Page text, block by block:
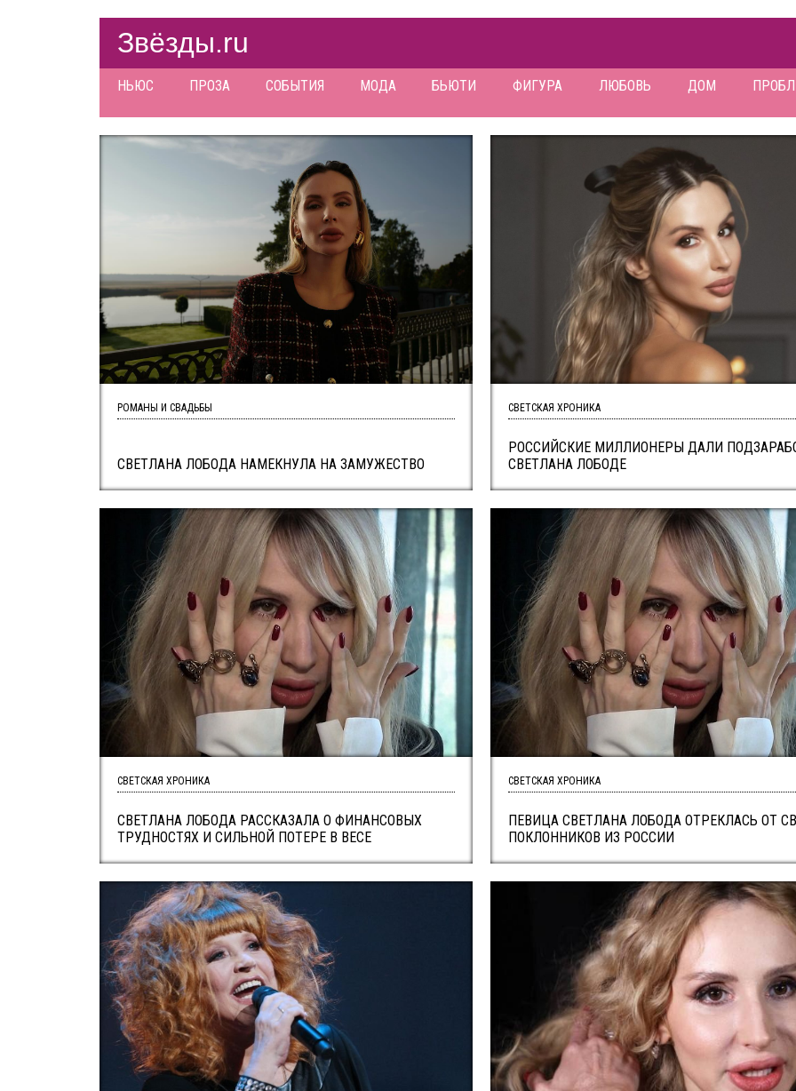
Звёзды.ru
НЬЮС ПРОЗА СОБЫТИЯ МОДА БЬЮТИ ФИГУРА ЛЮБОВЬ ДОМ
СВЕТЛАНА ЛОБОДА НАМЕКНУЛА НА ЗАМУЖЕСТВО
РОМАНЫ И СВАДЬБЫ
РОССИЙСКИЕ МИЛЛИОНЕРЫ ДАЛИ
СВЕТЛАНА ЛОБОДЕ
СВЕТСКАЯ ХРОНИКА
СВЕТЛАНА ЛОБОДА РАССКАЗАЛА О ФИНАНСОВЫХ
ТРУДНОСТЯХ И СИЛЬНОЙ ПОТЕРЕ В ВЕСЕ
СВЕТСКАЯ ХРОНИКА
ПЕВИЦА СВЕТЛАНА ЛОБОДА ОТРЕКЛАСЬ ОТ
ПОКЛОННИКОВ ИЗ РОССИИ
СВЕТСКАЯ ХРОНИКА